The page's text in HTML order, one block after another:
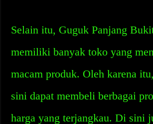
Selain itu, Guguk Panjang
memiliki banyak toko yang
macam produk. Oleh karena
sini dapat membeli berbagai
harga yang terjangkau. Di sini